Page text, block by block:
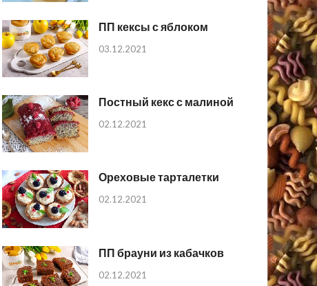
ПП кексы с яблоком
03.12.2021
Постный кекс с малиной
02.12.2021
Ореховые тарталетки
02.12.2021
ПП брауни из кабачков
02.12.2021